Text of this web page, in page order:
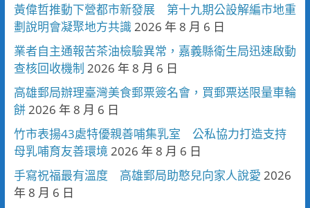
黃偉哲推動下營都市新發展 第十九期公設解編市地重
劃說明會凝聚地方共識2026 年 8 月 6 日
業者自主通報苦茶油檢驗異常，嘉義縣衛生局迅速啟動
查核回收機制 2026 年 8 月 6 日
高雄郵局辦理臺灣美食郵票簽名會，買郵票送限量車輪
餅2026 年 8 月 6 日
竹市表揚43處特優親善哺集乳室 公私協力打造支持
母乳哺育友善環境2026 年 8 月 6 日
手寫祝福最有溫度 高雄郵局助憨兒向家人說愛 2026
年 8 月 6 日